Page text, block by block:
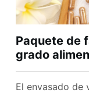
Paquete de
grado
El envasado de